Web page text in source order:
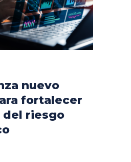
nuevo
fortalecer
del riesgo